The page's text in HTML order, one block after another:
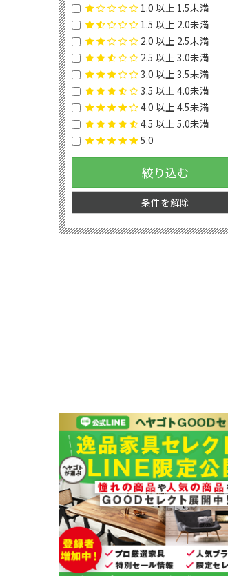
1.0 以上 1.5未満
1.5 以上 2.0未満
2.0 以上 2.5未満
2.5 以上 3.0未満
3.0 以上 3.5未満
3.5 以上 4.0未満
4.0 以上 4.5未満
4.5 以上 5.0未満
5.0
絞り込む
条件を解除